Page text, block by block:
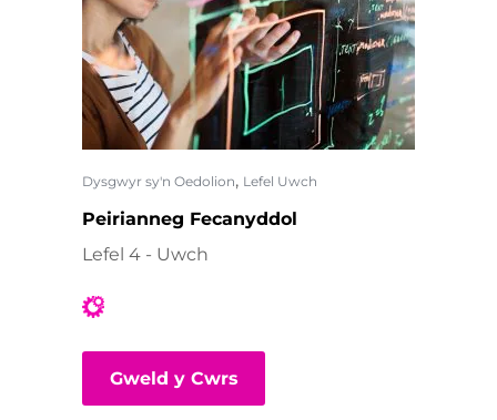
Dysgwyr sy'n Oedolion, Lefel Uwch
Peirianneg Fecanyddol
Lefel 4 - Uwch
Gweld y Cwrs